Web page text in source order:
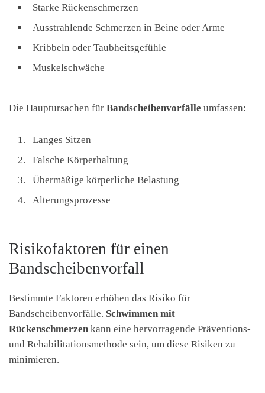
Starke Rückenschmerzen
Ausstrahlende Schmerzen in Beine oder Arme
Kribbeln oder Taubheitsgefühle
Muskelschwäche
Die Hauptursachen für Bandscheibenvorfälle umfassen:
Langes Sitzen
Falsche Körperhaltung
Übermäßige körperliche Belastung
Alterungsprozesse
Risikofaktoren für einen
Bandscheibenvorfall
Bestimmte Faktoren erhöhen das Risiko für
Bandscheibenvorfälle. Schwimmen mit
Rückenschmerzen kann eine hervorragende Präventions-
und Rehabilitationsmethode sein, um diese Risiken zu
minimieren.